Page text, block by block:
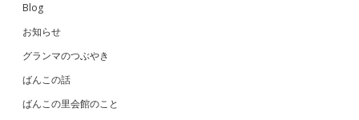
Blog
お知らせ
グランマのつぶやき
ばんこの話
ばんこの里会館のこと